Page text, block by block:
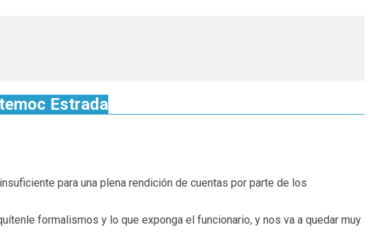
Estrada
para una plena rendición de cuentas por parte de los
formalismos y lo que exponga el funcionario, y nos va a quedar muy